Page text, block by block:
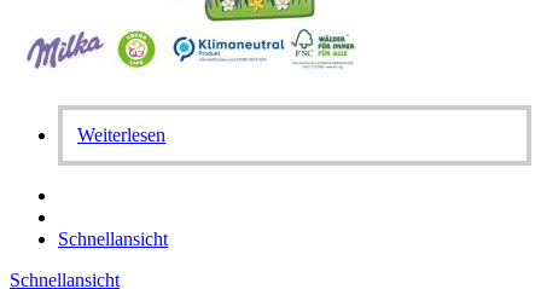
Weiterlesen
Schnellansicht
Schnellansicht